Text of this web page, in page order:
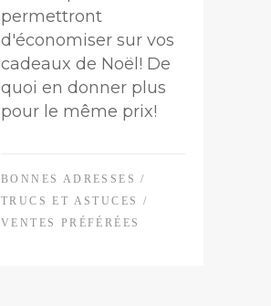
permettront
d'économiser sur vos
cadeaux de Noël! De
quoi en donner plus
pour le même prix!
BONNES ADRESSES /
TRUCS ET ASTUCES
/
VENTES PRÉFÉRÉES